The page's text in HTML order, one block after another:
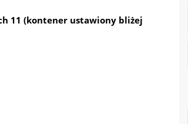
11 (kontener ustawiony bliżej